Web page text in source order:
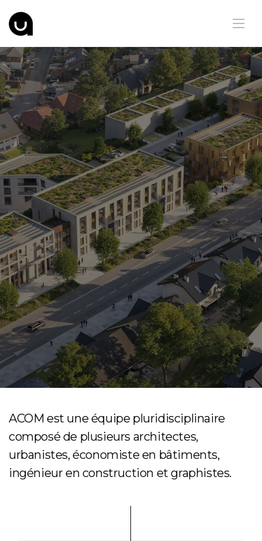
ACOM est une équipe pluridisciplinaire
composé de plusieurs architectes,
urbanistes, économiste en bâtiments,
ingénieur en construction et graphistes.